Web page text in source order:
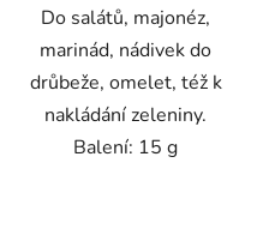
Do salátů, majonéz,
marinád, nádivek do
drůbeže, omelet, též k
nakládání zeleniny.
Balení: 15 g